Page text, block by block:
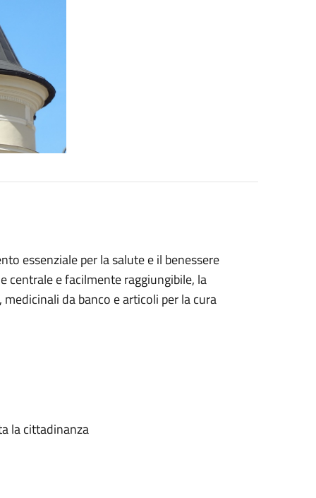
essenziale per la salute e il benessere
centrale e facilmente raggiungibile, la
da banco e articoli per la cura
la cittadinanza